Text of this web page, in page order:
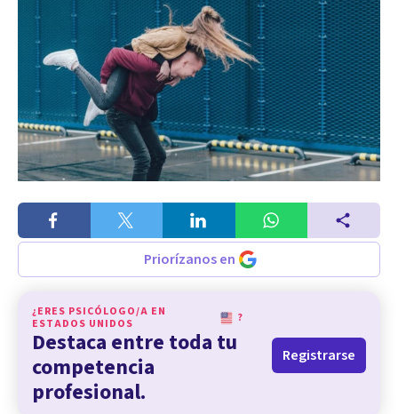
Priorízanos en
¿ERES PSICÓLOGO/A EN
ESTADOS UNIDOS
?
Destaca entre toda tu
competencia
profesional.
Registrarse